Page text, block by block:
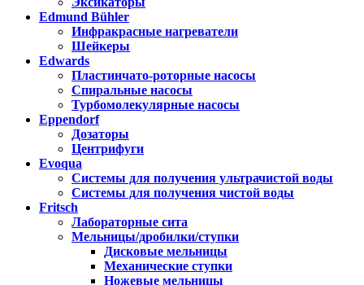
Edmund Bühler
Инфракрасные нагреватели
Шейкеры
Edwards
Пластинчато-роторные насосы
Спиральные насосы
Турбомолекулярные насосы
Eppendorf
Дозаторы
Центрифуги
Evoqua
Системы для получения ультрачистой воды
Системы для получения чистой воды
Fritsch
Лабораторные сита
Мельницы/дробилки/ступки
Дисковые мельницы
Механические ступки
Ножевые мельницы